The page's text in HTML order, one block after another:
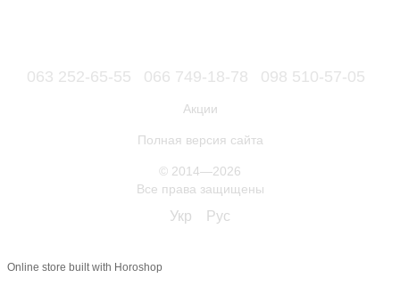
063 252-65-55 066 749-18-78 098 510-57-05
Акции
Полная версия сайта
© 2014—2026
Все права защищены
Укр Рус
Online store built with Horoshop